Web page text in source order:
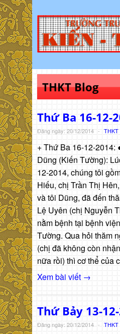
THKT Blog
Thứ Ba 16-12-
Đăng ngày: 20/12/2014 - THKT
+ Thứ Ba 16-12-2014:
Dũng (Kiến Tường):
12-2014, chúng tôi
Hiếu, chị Trần Thị
và tôi Dũng, đã đến
Lệ Uyên (chị Nguyễn
nằm bệnh tại bệnh
Tường. Qua hỏi thăm
(chị đã không còn
nữa rồi) thì cơ thể của
Xem bài viết →
Thứ Bảy 13-
Đăng ngày: 20/12/2014 - THKT